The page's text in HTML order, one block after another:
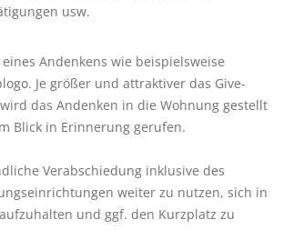
usw.
Andenkens wie beispielsweise
Je größer und attraktiver das Give-
das Andenken in die Wohnung gestellt
Blick in Erinnerung gerufen.
Verabschiedung inklusive des
weiter zu nutzen, sich in
und ggf. den Kurzplatz zu